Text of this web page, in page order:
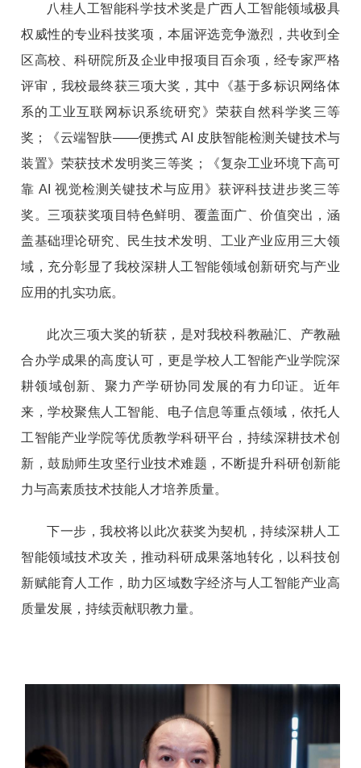
八桂人工智能科学技术奖是广西人工智能领域极具
权威性的专业科技奖项，本届评选竞争激烈，共收到全
区高校、科研院所及企业申报项目百余项，经专家严格
评审，我校最终获三项大奖，其中《基于多标识网络体
系的工业互联网标识系统研究》荣获自然科学奖三等
奖；《云端智肤——便携式 AI 皮肤智能检测关键技术与
装置》 荣获技术发明奖三等奖；《复杂工业环境下高可
靠 AI 视觉检测关键技术与应用》获评科技进步奖三等
奖。三项获奖项目特色鲜明、覆盖面广、价值突出，涵
盖基础理论研究、民生技术发明、工业产业应用三大领
域，充分彰显了我校深耕人工智能领域创新研究与产业
应用的扎实功底。
此次三项大奖的斩获，是对我校科教融汇、产教融
合办学成果的高度认可，更是学校人工智能产业学院深
耕领域创新、聚力产学研协同发展的有力印证。近年
来，学校聚焦人工智能、电子信息等重点领域，依托人
工智能产业学院等优质教学科研平台，持续深耕技术创
新，鼓励师生攻坚行业技术难题，不断提升科研创新能
力与高素质技术技能人才培养质量。
下一步，我校将以此次获奖为契机，持续深耕人工
智能领域技术攻关，推动科研成果落地转化，以科技创
新赋能育人工作，助力区域数字经济与人工智能产业高
质量发展，持续贡献职教力量。